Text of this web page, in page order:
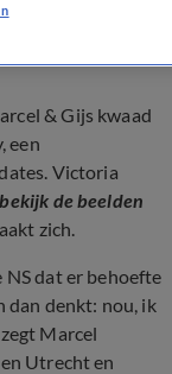
& Gijs kwaad
een
Victoria
bekijk de beelden
zich.
dat er behoefte
dan denkt: nou, ik
Marcel
Utrecht en